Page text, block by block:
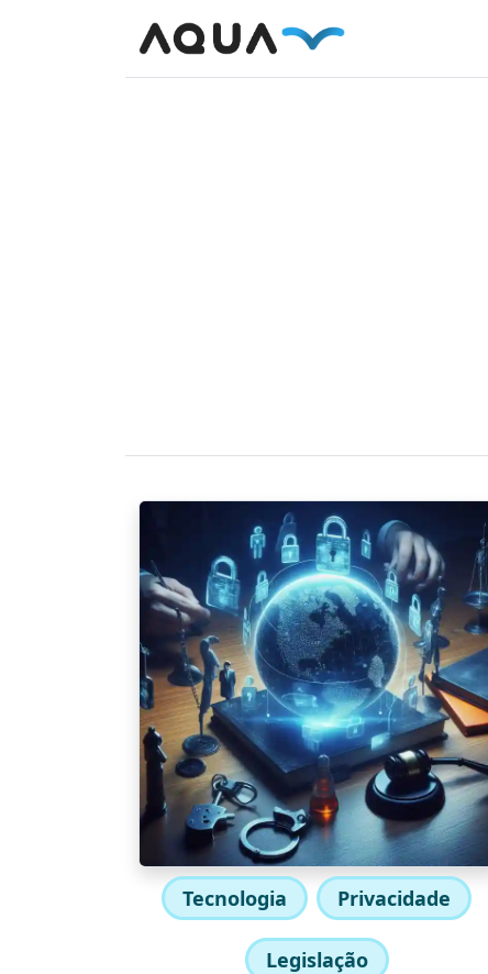
Tecnologia Privacidade
Legislação